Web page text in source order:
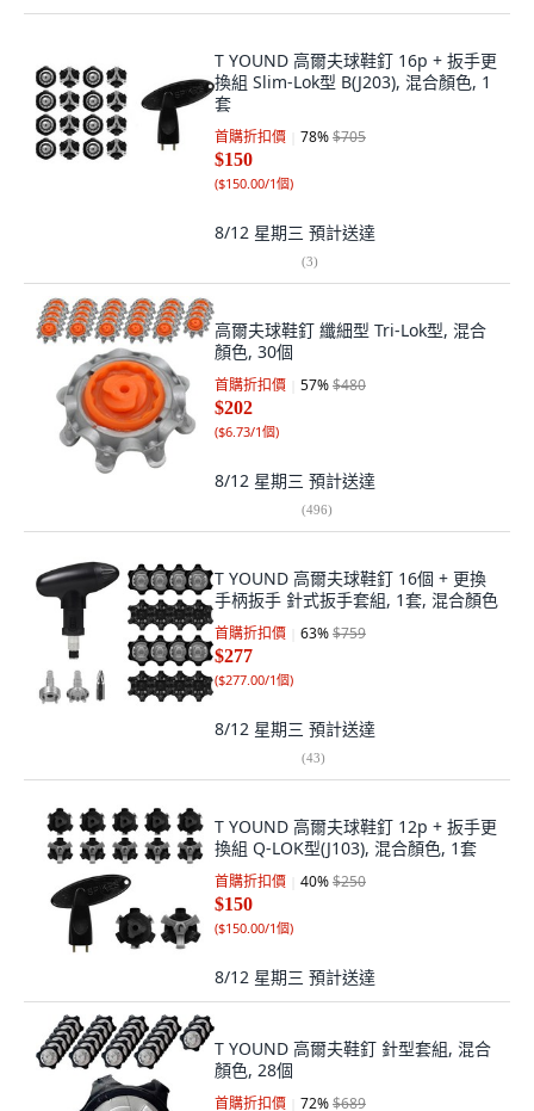
T YOUND 高爾夫球鞋釘 16p + 扳手更
換組 Slim-Lok型 B(J203), 混合顏色, 1
套
首購折扣價 78%$705
$150
($150.00/1個)
8/12 星期三 預計送達
(3)
高爾夫球鞋釘 纖細型 Tri-Lok型, 混合
顏色, 30個
首購折扣價 57%$480
$202
($6.73/1個)
8/12 星期三 預計送達
(496)
T YOUND 高爾夫球鞋釘 16個 + 更換
手柄扳手 針式扳手套組, 1套, 混合顏色
首購折扣價 63%$759
$277
($277.00/1個)
8/12 星期三 預計送達
(43)
T YOUND 高爾夫球鞋釘 12p + 扳手更
換組 Q-LOK型(J103), 混合顏色, 1套
首購折扣價 40%$250
$150
($150.00/1個)
8/12 星期三 預計送達
T YOUND 高爾夫鞋釘 針型套組, 混合
顏色, 28個
首購折扣價 72%$689